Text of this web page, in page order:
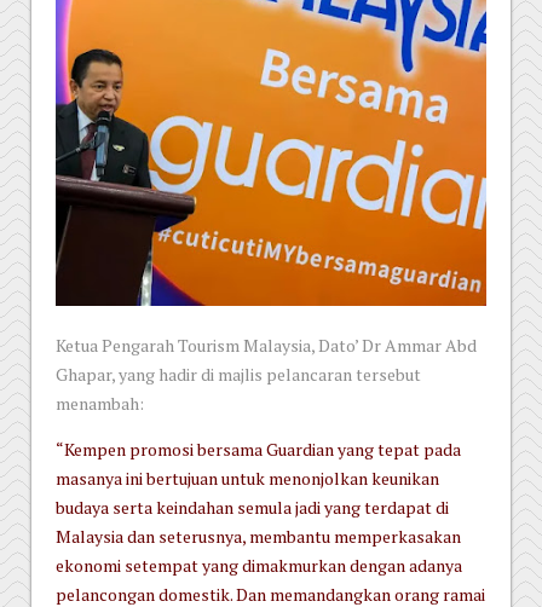
Ketua Pengarah Tourism Malaysia, Dato’ Dr Ammar Abd
Ghapar, yang hadir di majlis pelancaran tersebut
menambah:
“Kempen promosi bersama Guardian yang tepat pada
masanya ini bertujuan untuk menonjolkan keunikan
budaya serta keindahan semula jadi yang terdapat di
Malaysia dan seterusnya, membantu memperkasakan
ekonomi setempat yang dimakmurkan dengan adanya
pelancongan domestik. Dan memandangkan orang ramai